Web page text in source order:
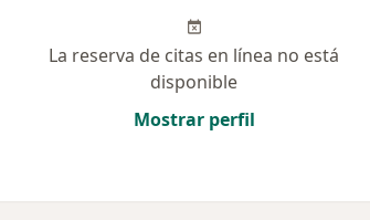
La reserva de citas en línea no está
disponible
Mostrar perfil